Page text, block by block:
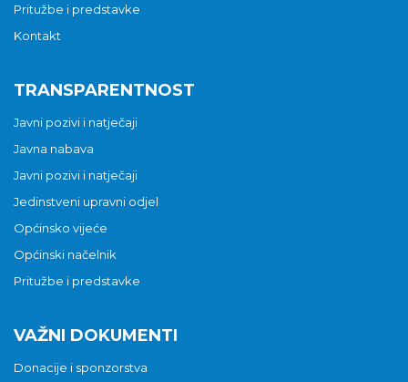
Pritužbe i predstavke
Kontakt
TRANSPARENTNOST
Javni pozivi i natječaji
Javna nabava
Javni pozivi i natječaji
Jedinstveni upravni odjel
Općinsko vijeće
Općinski načelnik
Pritužbe i predstavke
VAŽNI DOKUMENTI
Donacije i sponzorstva